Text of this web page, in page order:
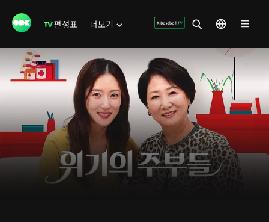
편성표 더보기